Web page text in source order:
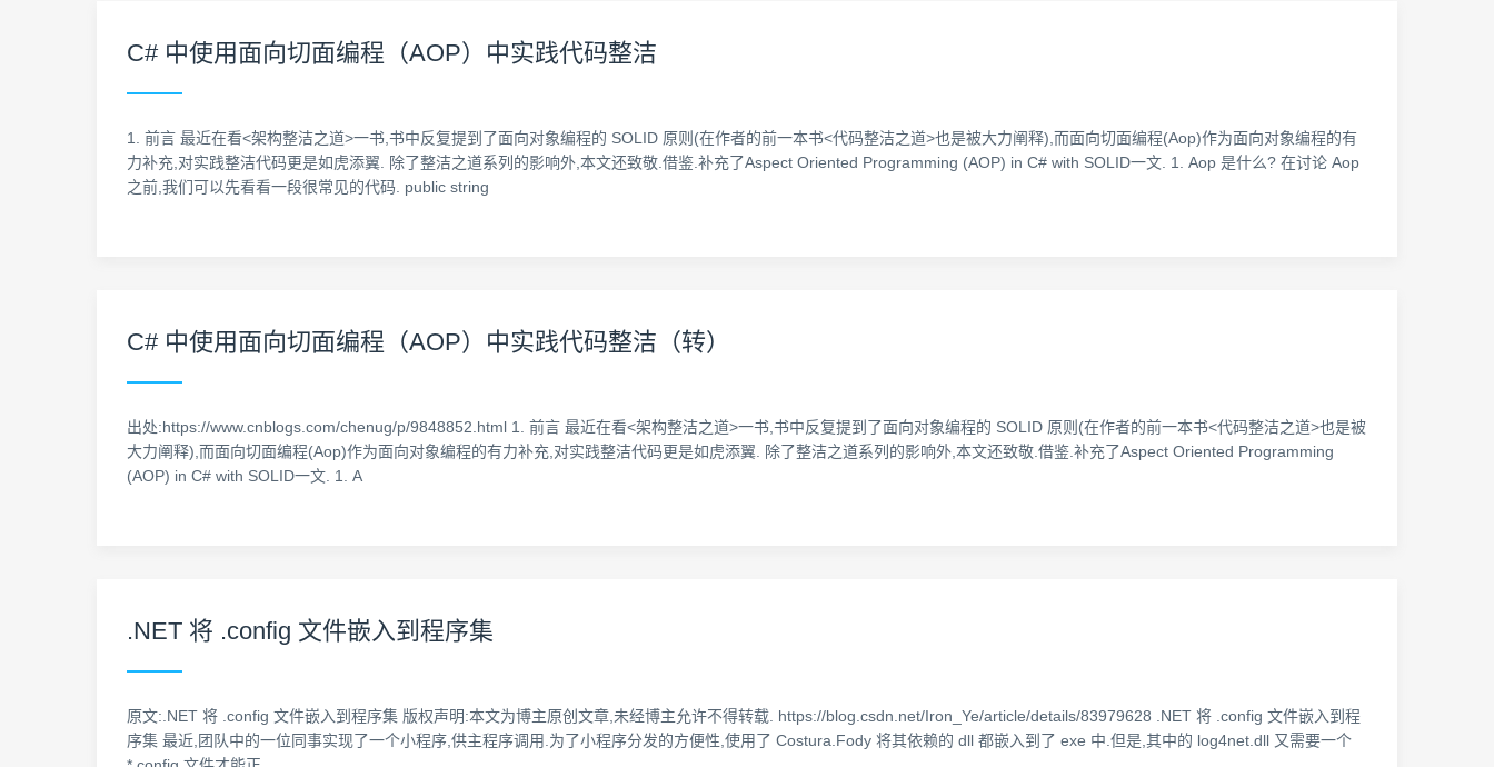
C# 中使用面向切面编程（AOP）中实践代码整洁
1. 前言 最近在看<架构整洁之道>一书,书中反复提到了面向对象编程的 SOLID 原则(在作者的前一本书<代码整洁之道>也是被大力阐释),而面向切面编程(Aop)作为面向对象编程的有
力补充,对实践整洁代码更是如虎添翼. 除了整洁之道系列的影响外,本文还致敬.借鉴.补充了Aspect Oriented Programming (AOP) in C# with SOLID一文. 1. Aop 是什么? 在讨论 Aop
之前,我们可以先看看一段很常见的代码. public string
C# 中使用面向切面编程（AOP）中实践代码整洁（转）
出处:https://www.cnblogs.com/chenug/p/9848852.html 1. 前言 最近在看<架构整洁之道>一书,书中反复提到了面向对象编程的 SOLID 原则(在作者的前一本书<代码整洁之道>也是被
大力阐释),而面向切面编程(Aop)作为面向对象编程的有力补充,对实践整洁代码更是如虎添翼. 除了整洁之道系列的影响外,本文还致敬.借鉴.补充了Aspect Oriented Programming
(AOP) in C# with SOLID一文. 1. A
.NET 将 .config 文件嵌入到程序集
原文:.NET 将 .config 文件嵌入到程序集 版权声明:本文为博主原创文章,未经博主允许不得转载. https://blog.csdn.net/Iron_Ye/article/details/83979628 .NET 将 .config 文件嵌入到程
序集 最近,团队中的一位同事实现了一个小程序,供主程序调用.为了小程序分发的方便性,使用了 Costura.Fody 将其依赖的 dll 都嵌入到了 exe 中.但是,其中的 log4net.dll 又需要一个